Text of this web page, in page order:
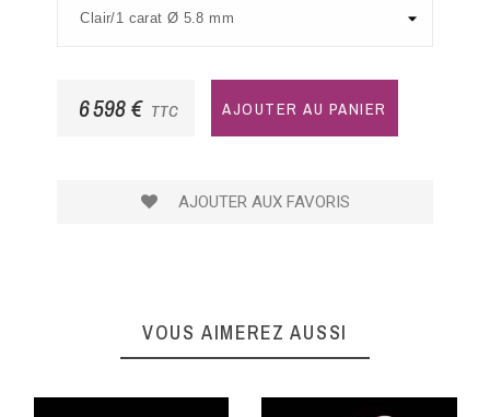
6 598 € TTC AJOUTER AU PANIER
AJOUTER AUX FAVORIS
VOUS AIMEREZ AUSSI